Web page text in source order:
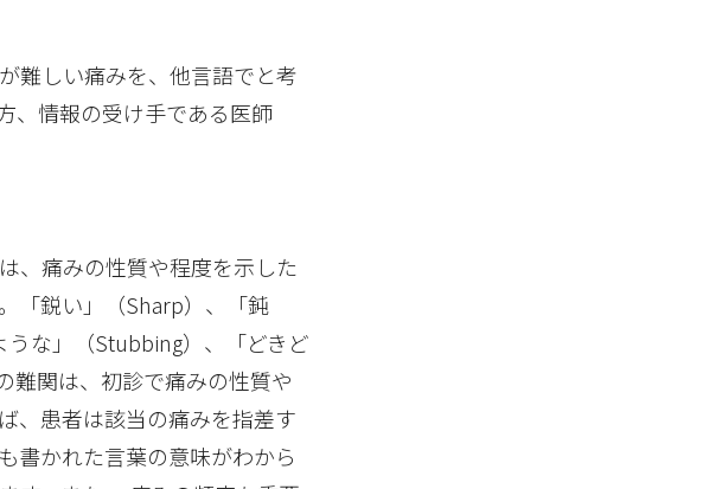
難しい痛みを、他言語でと考
、情報の受け手である医師
、痛みの性質や程度を示した
「鋭い」（Sharp）、「鈍
な」（Stubbing）、「どきど
関は、初診で痛みの性質や
、患者は該当の痛みを指差す
書かれた言葉の意味がわから